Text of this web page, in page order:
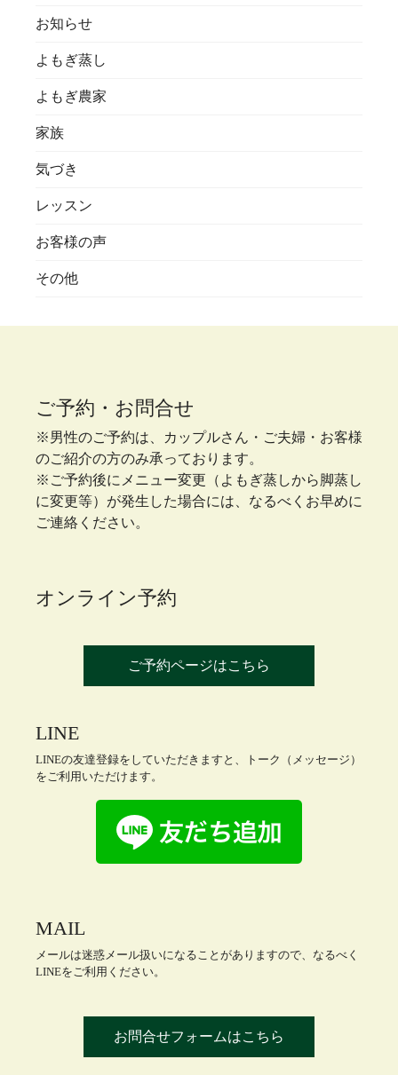
お知らせ
よもぎ蒸し
よもぎ農家
家族
気づき
レッスン
お客様の声
その他
ご予約・お問合せ
※男性のご予約は、カップルさん・ご夫婦・お客様
のご紹介の方のみ承っております。
※ご予約後にメニュー変更（よもぎ蒸しから脚蒸し
に変更等）が発生した場合には、なるべくお早めに
ご連絡ください。
オンライン予約
ご予約ページはこちら
LINE
LINEの友達登録をしていただきますと、トーク（メッセージ）
をご利用いただけます。
MAIL
メールは迷惑メール扱いになることがありますので、なるべく
LINEをご利用ください。
お問合せフォームはこちら